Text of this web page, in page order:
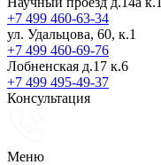
+7 499 460-63-34
ул. Удальцова, 60, к.1
+7 499 460-69-76
Лобненская д.17 к.6
+7 499 495-49-37
Консультация
Меню